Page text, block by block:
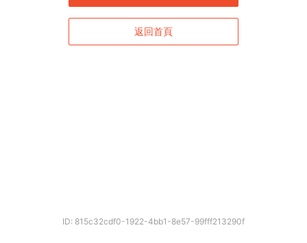
返回首頁
ID: 815c32cdf0-1922-4bb1-8e57-99fff213290f